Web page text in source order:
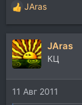
Р
е
а
к
ц
и
и
:
JAras
JAras
КЦ
11 Авг 2011